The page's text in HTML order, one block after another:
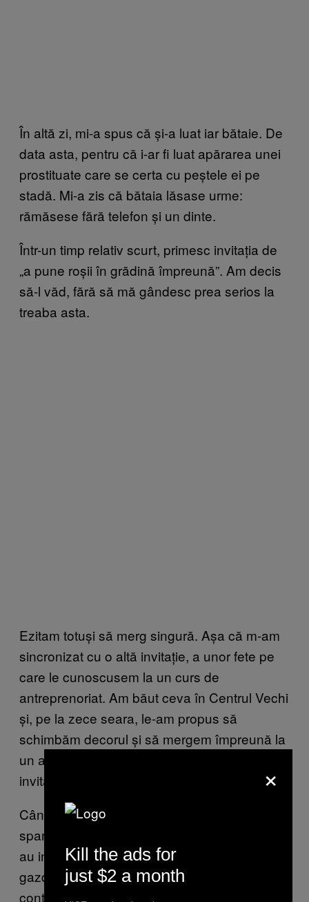
În altă zi, mi-a spus că și-a luat iar bătaie. De
data asta, pentru că i-ar fi luat apărarea unei
prostituate care se certa cu peștele ei pe
stadă. Mi-a zis că bătaia lăsase urme:
rămăsese fără telefon și un dinte.
Într-un timp relativ scurt, primesc invitația de
„a pune roșii în grădină împreună”. Am decis
să-l văd, fără să mă gândesc prea serios la
treaba asta.
Ezitam totuși să merg singură. Așa că m-am
sincronizat cu o altă invitație, a unor fete pe
care le cunoscusem la un curs de
antreprenoriat. Am băut ceva în Centrul Vechi
și, pe la zece seara, le-am propus să
schimbăm decorul și să mergem împreună la
un artist boem. Trei dintre ele au acceptat
invitația, cu entuziasm.
Când am ajuns la el acasă, l-am găsit mai
spart decât noi toate la un loc. Cât timp fetele
au intrat în atmosferă, încurajate tacit și de
gazdă, care le numea „animalelor‟, eu
contemplam cât de sinistru era decorul
×
Kill the ads for
just $2 a month